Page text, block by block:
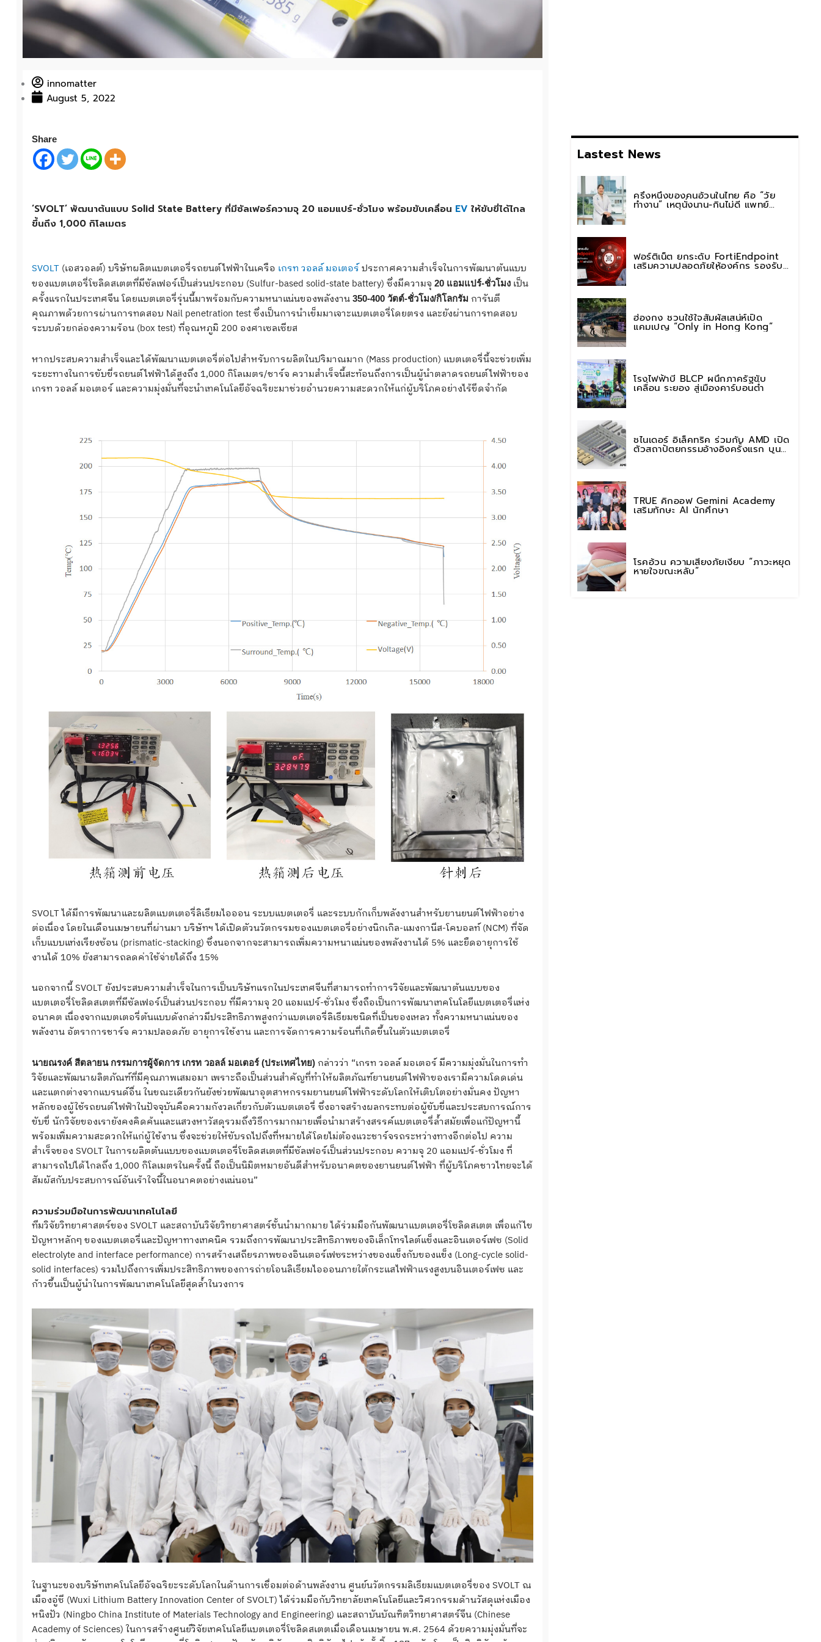
innomatter
August 5, 2022
Share
‘SVOLT’ พัฒนาต้นแบบ Solid State Battery ที่มีซัลเฟอร์ความจุ 20 แอมแปร์-ชั่วโมง พร้อมขับเคลื่อน EV ให้ขับขี่ได้ไกล
ขึ้นถึง 1,000 กิโลเมตร
SVOLT(เอสวอลต์) บริษัทผลิตแบตเตอรี่รถยนต์ไฟฟ้าในเครือ เกรท วอลล์ มอเตอร์ประกาศความสำเร็จในการพัฒนาต้นแบบ
ของแบตเตอรี่โซลิดสเตตที่มีซัลเฟอร์เป็นส่วนประกอบ (Sulfur-based solid-state battery) ซึ่งมีความจุ 20 แอมแปร์-ชั่วโมงเป็น
ครั้งแรกในประเทศจีน โดยแบตเตอรี่รุ่นนี้มาพร้อมกับความหนาแน่นของพลังงาน 350-400 วัตต์-ชั่วโมง/กิโลกรัม การันตี
คุณภาพด้วยการผ่านการทดสอบ Nail penetration test ซึ่งเป็นการนำเข็มมาเจาะแบตเตอรี่โดยตรง และยังผ่านการทดสอบ
ระบบด้วยกล่องความร้อน (box test) ที่อุณหภูมิ 200 องศาเซลเซียส
หากประสบความสำเร็จและได้พัฒนาแบตเตอรี่ต่อไปสำหรับการผลิตในปริมาณมาก (Mass production) แบตเตอรี่นี้จะช่วยเพิ่ม
ระยะทางในการขับขี่รถยนต์ไฟฟ้าได้สูงถึง 1,000 กิโลเมตร/ชาร์จ ความสำเร็จนี้สะท้อนถึงการเป็นผู้นำตลาดรถยนต์ไฟฟ้าของ
เกรท วอลล์ มอเตอร์ และความมุ่งมั่นที่จะนำเทคโนโลยีอัจฉริยะมาช่วยอำนวยความสะดวกให้แก่ผู้บริโภคอย่างไร้ขีดจำกัด
SVOLT ได้มีการพัฒนาและผลิตแบตเตอรี่ลิเธียมไอออน ระบบแบตเตอรี่ และระบบกักเก็บพลังงานสำหรับยานยนต์ไฟฟ้าอย่าง
ต่อเนื่อง โดยในเดือนเมษายนที่ผ่านมา บริษัทฯ ได้เปิดตัวนวัตกรรมของแบตเตอรี่อย่างนิกเกิล-แมงกานีส-โคบอลท์ (NCM) ที่จัด
เก็บแบบแท่งเรียงซ้อน (prismatic-stacking) ซึ่งนอกจากจะสามารถเพิ่มความหนาแน่นของพลังงานได้ 5% และยืดอายุการใช้
งานได้ 10% ยังสามารถลดค่าใช้จ่ายได้ถึง 15%
นอกจากนี้ SVOLT ยังประสบความสำเร็จในการเป็นบริษัทแรกในประเทศจีนที่สามารถทำการวิจัยและพัฒนาต้นแบบของ
แบตเตอรี่โซลิดสเตตที่มีซัลเฟอร์เป็นส่วนประกอบ ที่มีความจุ 20 แอมแปร์-ชั่วโมง ซึ่งถือเป็นการพัฒนาเทคโนโลยีแบตเตอรี่แห่ง
อนาคต เนื่องจากแบตเตอรี่ต้นแบบดังกล่าวมีประสิทธิภาพสูงกว่าแบตเตอรี่ลิเธียมชนิดที่เป็นของเหลว ทั้งความหนาแน่นของ
พลังงาน อัตราการชาร์จ ความปลอดภัย อายุการใช้งาน และการจัดการความร้อนที่เกิดขึ้นในตัวแบตเตอรี่
นายณรงค์ สีตลายน กรรมการผู้จัดการ เกรท วอลล์ มอเตอร์ (ประเทศไทย)กล่าวว่า “เกรท วอลล์ มอเตอร์ มีความมุ่งมั่นในการทำ
วิจัยและพัฒนาผลิตภัณฑ์ที่มีคุณภาพเสมอมา เพราะถือเป็นส่วนสำคัญที่ทำให้ผลิตภัณฑ์ยานยนต์ไฟฟ้าของเรามีความโดดเด่น
และแตกต่างจากแบรนด์อื่น ในขณะเดียวกันยังช่วยพัฒนาอุตสาหกรรมยานยนต์ไฟฟ้าระดับโลกให้เติบโตอย่างมั่นคง ปัญหา
หลักของผู้ใช้รถยนต์ไฟฟ้าในปัจจุบันคือความกังวลเกี่ยวกับตัวแบตเตอรี่ ซึ่งอาจสร้างผลกระทบต่อผู้ขับขี่และประสบการณ์การ
ขับขี่ นักวิจัยของเรายังคงคิดค้นและแสวงหาวัสดุรวมถึงวิธีการมากมายเพื่อนำมาสร้างสรรค์แบตเตอรี่ล้ำสมัยเพื่อแก้ปัญหานี้
พร้อมเพิ่มความสะดวกให้แก่ผู้ใช้งาน ซึ่งจะช่วยให้ขับรถไปถึงที่หมายได้โดยไม่ต้องแวะชาร์จรถระหว่างทางอีกต่อไป ความ
สำเร็จของ SVOLT ในการผลิตต้นแบบของแบตเตอรี่โซลิดสเตตที่มีซัลเฟอร์เป็นส่วนประกอบ ความจุ 20 แอมแปร์-ชั่วโมง ที่
สามารถไปได้ไกลถึง 1,000 กิโลเมตรในครั้งนี้ ถือเป็นนิมิตหมายอันดีสำหรับอนาคตของยานยนต์ไฟฟ้า ที่ผู้บริโภคชาวไทยจะได้
สัมผัสกับประสบการณ์อันเร้าใจนี้ในอนาคตอย่างแน่นอน”
ความร่วมมือในการพัฒนาเทคโนโลยี
ทีมวิจัยวิทยาศาสตร์ของ SVOLT และสถาบันวิจัยวิทยาศาสตร์ชั้นนำมากมาย ได้ร่วมมือกันพัฒนาแบตเตอรี่โซลิดสเตต เพื่อแก้ไข
ปัญหาหลักๆ ของแบตเตอรี่และปัญหาทางเทคนิค รวมถึงการพัฒนาประสิทธิภาพของอิเล็กโทรไลต์แข็งและอินเตอร์เฟซ (Solid
electrolyte and interface performance) การสร้างเสถียรภาพของอินเตอร์เฟซระหว่างของแข็งกับของแข็ง (Long-cycle solid-
solid interfaces) รวมไปถึงการเพิ่มประสิทธิภาพของการถ่ายโอนลิเธียมไอออนภายใต้กระแสไฟฟ้าแรงสูงบนอินเตอร์เฟซ และ
ก้าวขึ้นเป็นผู้นำในการพัฒนาเทคโนโลยีสุดล้ำในวงการ
ในฐานะของบริษัทเทคโนโลยีอัจฉริยะระดับโลกในด้านการเชื่อมต่อด้านพลังงาน ศูนย์นวัตกรรมลิเธียมแบตเตอรี่ของ SVOLT ณ
เมืองอู๋ซี (Wuxi Lithium Battery Innovation Center of SVOLT) ได้ร่วมมือกับวิทยาลัยเทคโนโลยีและวิศวกรรมด้านวัสดุแห่งเมือง
หนิงปัว (Ningbo China Institute of Materials Technology and Engineering) และสถาบันบัณฑิตวิทยาศาสตร์จีน (Chinese
Academy of Sciences) ในการสร้างศูนย์วิจัยเทคโนโลยีแบตเตอรี่โซลิดสเตตเมื่อเดือนเมษายน พ.ศ. 2564 ด้วยความมุ่งมั่นที่จะ
Lastest News
ครึ่งหนึ่งของคนอ้วนในไทย คือ “วัย
ทำงาน” เหตุนั่งนาน-กินไม่ดี แพทย์
รพ.วิมุต พหลโยธิน เตือน “อย่าดูแค่เลข
ฟอร์ติเน็ต ยกระดับ FortiEndpoint
เสริมความปลอดภัยให้องค์กร รองรับ
ฮ่องกง ชวนใช้ใจสัมผัสเสน่ห์เปิด
แคมเปญ “Only in Hong Kong”
โรงไฟฟ้าบี BLCP ผนึกภาครัฐขับ
เคลื่อน ระยอง สู่เมืองคาร์บอนต่ำ
ชไนเดอร์ อิเล็คทริค ร่วมกับ AMD เปิด
ตัวสถาปัตยกรรมอ้างอิงครั้งแรก บน
แพลตฟอร์ม “Helios” เร่งการติดตั้งใช้
TRUE คิกออฟ Gemini Academy
เสริมทักษะ AI นักศึกษา
โรคอ้วน ความเสี่ยงภัยเงียบ “ภาวะหยุด
หายใจขณะหลับ”